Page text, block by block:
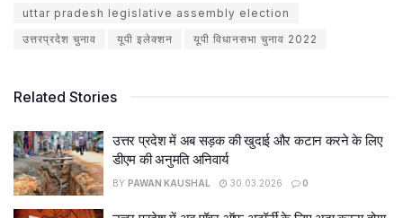
uttar pradesh legislative assembly election
उत्तरप्रदेश चुनाव
यूपी इलेक्शन यूपी विधानसभा चुनाव 2022
Related Stories
उत्तर प्रदेश में अब सड़क की खुदाई और कटान करने के लिए
डीएम की अनुमति अनिवार्य
BY PAWAN KAUSHAL 30.03.2026 0